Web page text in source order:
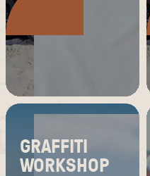
GRAFFITI
WORKSHOP